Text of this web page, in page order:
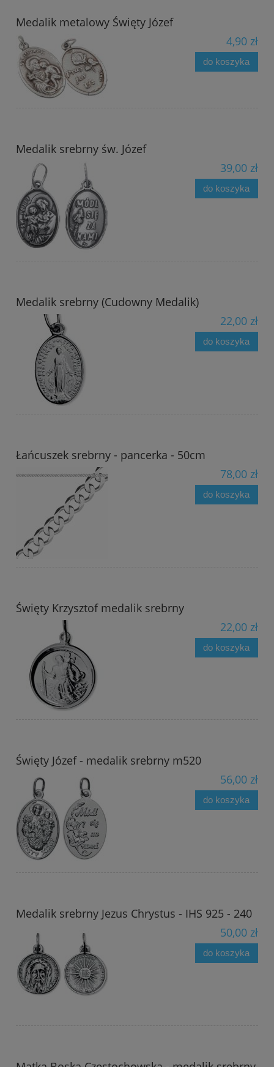
Medalik metalowy Święty Józef
4,90 zł
do koszyka
Medalik srebrny św. Józef
39,00 zł
do koszyka
Medalik srebrny (Cudowny Medalik)
22,00 zł
do koszyka
Łańcuszek srebrny - pancerka - 50cm
78,00 zł
do koszyka
Święty Krzysztof medalik srebrny
22,00 zł
do koszyka
Święty Józef - medalik srebrny m520
56,00 zł
do koszyka
Medalik srebrny Jezus Chrystus - IHS 925 - 240
50,00 zł
do koszyka